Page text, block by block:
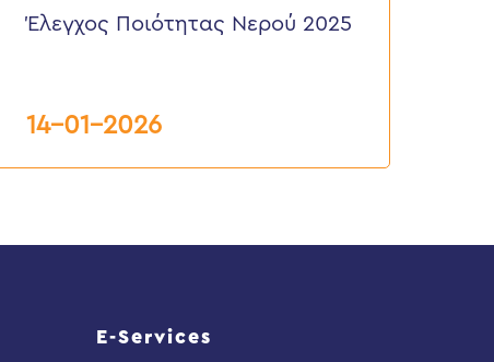
2025Έλεγχος Ποιότητας Νερού 2025
14-01-2026
E-Services